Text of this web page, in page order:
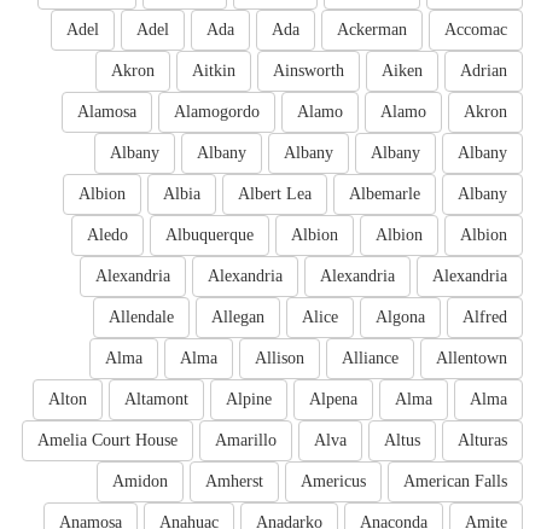
Accomac
Ackerman
Ada
Ada
Adel
Adel
Adrian
Aiken
Ainsworth
Aitkin
Akron
Akron
Alamo
Alamo
Alamogordo
Alamosa
Albany
Albany
Albany
Albany
Albany
Albany
Albemarle
Albert Lea
Albia
Albion
Albion
Albion
Albion
Albuquerque
Aledo
Alexandria
Alexandria
Alexandria
Alexandria
Alfred
Algona
Alice
Allegan
Allendale
Allentown
Alliance
Allison
Alma
Alma
Alma
Alma
Alpena
Alpine
Altamont
Alton
Alturas
Altus
Alva
Amarillo
Amelia Court House
American Falls
Americus
Amherst
Amidon
Amite
Anaconda
Anadarko
Anahuac
Anamosa